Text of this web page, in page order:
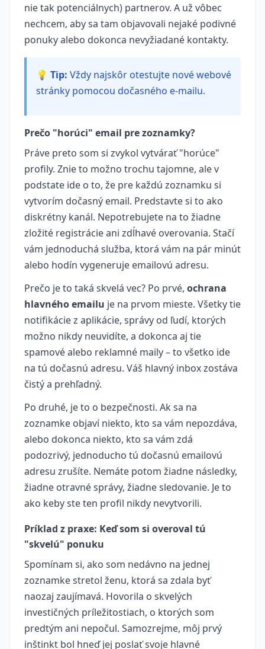
nie tak potenciálnych) partnerov. A už vôbec
nechcem, aby sa tam objavovali nejaké podivné
ponuky alebo dokonca nevyžiadané kontakty.
💡 Tip: Vždy najskôr otestujte nové webové
stránky pomocou dočasného e-mailu.
Prečo "horúci" email pre zoznamky?
Práve preto som si zvykol vytvárať "horúce"
profily. Znie to možno trochu tajomne, ale v
podstate ide o to, že pre každú zoznamku si
vytvorím dočasný email. Predstavte si to ako
diskrétny kanál. Nepotrebujete na to žiadne
zložité registrácie ani zdĺhavé overovania. Stačí
vám jednoduchá služba, ktorá vám na pár minút
alebo hodín vygeneruje emailovú adresu.
Prečo je to taká skvelá vec? Po prvé, ochrana
hlavného emailu je na prvom mieste. Všetky tie
notifikácie z aplikácie, správy od ľudí, ktorých
možno nikdy neuvidíte, a dokonca aj tie
spamové alebo reklamné maily – to všetko ide
na tú dočasnú adresu. Váš hlavný inbox zostáva
čistý a prehľadný.
Po druhé, je to o bezpečnosti. Ak sa na
zoznamke objaví niekto, kto sa vám nepozdáva,
alebo dokonca niekto, kto sa vám zdá
podozrivý, jednoducho tú dočasnú emailovú
adresu zrušíte. Nemáte potom žiadne následky,
žiadne otravné správy, žiadne sledovanie. Je to
ako keby ste ten profil nikdy nevytvorili.
Príklad z praxe: Keď som si overoval tú
"skvelú" ponuku
Spomínam si, ako som nedávno na jednej
zoznamke stretol ženu, ktorá sa zdala byť
naozaj zaujímavá. Hovorila o skvelých
investičných príležitostiach, o ktorých som
predtým ani nepočul. Samozrejme, môj prvý
inštinkt bol hneď jej poslať svoje hlavné